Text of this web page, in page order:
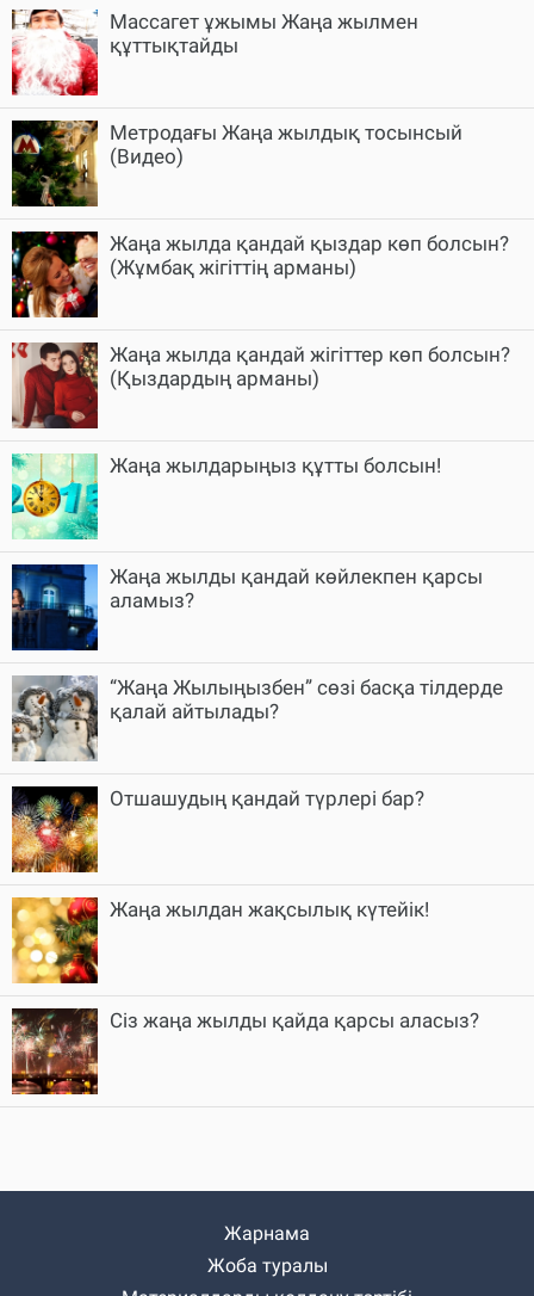
Массагет ұжымы Жаңа жылмен
құттықтайды
Метродағы Жаңа жылдық тосынсый
(Видео)
Жаңа жылда қандай қыздар көп болсын?
(Жұмбақ жігіттің арманы)
Жаңа жылда қандай жігіттер көп болсын?
(Қыздардың арманы)
Жаңа жылдарыңыз құтты болсын!
Жаңа жылды қандай көйлекпен қарсы
аламыз?
“Жаңа Жылыңызбен” сөзі басқа тілдерде
қалай айтылады?
Отшашудың қандай түрлері бар?
Жаңа жылдан жақсылық күтейік!
Сіз жаңа жылды қайда қарсы аласыз?
Жарнама
Жоба туралы